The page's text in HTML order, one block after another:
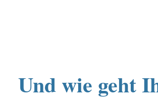
Und wie geht